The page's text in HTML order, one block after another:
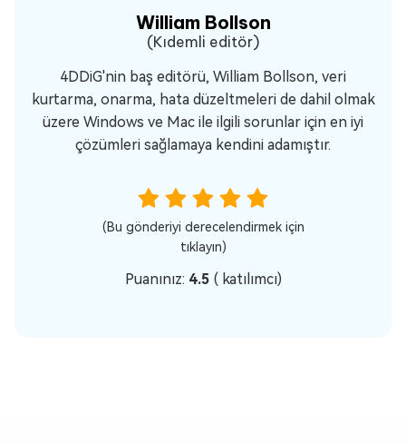
William Bollson
(Kıdemli editör)
4DDiG'nin baş editörü, William Bollson, veri
kurtarma, onarma, hata düzeltmeleri de dahil olmak
üzere Windows ve Mac ile ilgili sorunlar için en iyi
çözümleri sağlamaya kendini adamıştır.
(Bu gönderiyi derecelendirmek için
tıklayın)
Puanınız: 4.5 ( katılımcı)